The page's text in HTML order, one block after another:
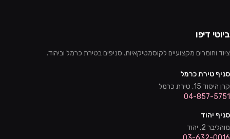
ביוטי דיפו
ציוד וחומרים מקצועיים לקוסמטיקאיות. סניפים בטירת כרמל וביהוד.
סניף טירת כרמל
קרן היסוד 15, טירת כרמל
04-857-5751
סניף יהוד
מוהליבר 2, יהוד